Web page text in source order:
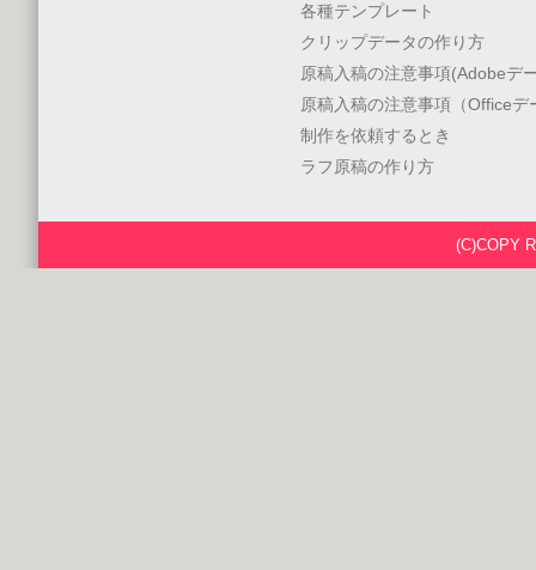
各種テンプレート
クリップデータの作り方
原稿入稿の注意事項(Adobeデ
原稿入稿の注意事項（Officeデ
制作を依頼するとき
ラフ原稿の作り方
(C)COPY